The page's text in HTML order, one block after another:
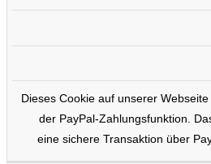
Dieses Cookie auf unserer
der PayPal-Zahlungsfunktion.
eine sichere Transaktion über